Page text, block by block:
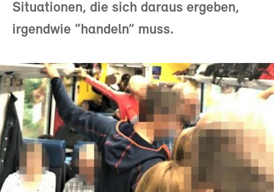
Situationen, die sich daraus ergeben,
irgendwie “handeln” muss.